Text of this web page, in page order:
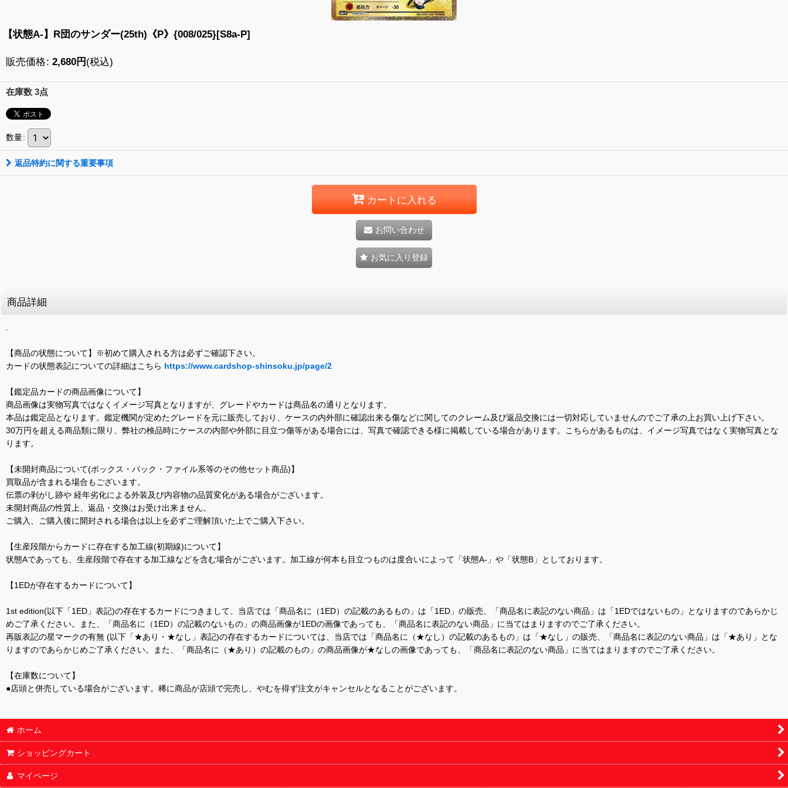
【状態A-】R団のサンダー(25th)《P》{008/025}[S8a-P]
販売価格: 2,680円 (税込)
在庫数 3点
数量:
返品特約に関する重要事項
カートに入れる
お問い合わせ
お気に入り登録
商品詳細
.
【商品の状態について】※初めて購入される方は必ずご確認下さい。
カードの状態表記についての詳細はこちら https://www.cardshop-shinsoku.jp/page/2
【鑑定品カードの商品画像について】
商品画像は実物写真ではなくイメージ写真となりますが、グレードやカードは商品名の通りとなります。
本品は鑑定品となります。鑑定機関が定めたグレードを元に販売しており、ケースの内外部に確認出来る傷などに関してのクレーム及び返品交換には一切対応していませんのでご了承の上お買い上げ下さい。
30万円を超える商品類に限り、弊社の検品時にケースの内部や外部に目立つ傷等がある場合には、写真で確認できる様に掲載している場合があります。こちらがあるものは、イメージ写真ではなく実物写真とな
ります。
【未開封商品について(ボックス・パック・ファイル系等のその他セット商品)】
買取品が含まれる場合もございます。
伝票の剥がし跡や 経年劣化による外装及び内容物の品質変化がある場合がございます。
未開封商品の性質上、返品・交換はお受け出来ません。
ご購入、ご購入後に開封される場合は以上を必ずご理解頂いた上でご購入下さい。
【生産段階からカードに存在する加工線(初期線)について】
状態Aであっても、生産段階で存在する加工線などを含む場合がございます。加工線が何本も目立つものは度合いによって「状態A-」や「状態B」としております。
【1EDが存在するカードについて】
1st edition(以下「1ED」表記)の存在するカードにつきまして、当店では「商品名に（1ED）の記載のあるもの」は「1ED」の販売、「商品名に表記のない商品」は「1EDではないもの」となりますのであらかじ
めご了承ください。また、「商品名に（1ED）の記載のないもの」の商品画像が1EDの画像であっても、「商品名に表記のない商品」に当てはまりますのでご了承ください。
再販表記の星マークの有無 (以下「★あり・★なし」表記)の存在するカードについては、当店では「商品名に（★なし）の記載のあるもの」は「★なし」の販売、「商品名に表記のない商品」は「★あり」とな
りますのであらかじめご了承ください。また、「商品名に（★あり）の記載のもの」の商品画像が★なしの画像であっても、「商品名に表記のない商品」に当てはまりますのでご了承ください。
【在庫数について】
●店頭と併売している場合がございます。稀に商品が店頭で完売し、やむを得ず注文がキャンセルとなることがございます。
ホーム
ショッピングカート
マイページ